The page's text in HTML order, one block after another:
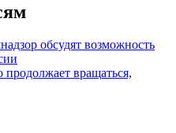
обсудят возможность
продолжает вращаться,